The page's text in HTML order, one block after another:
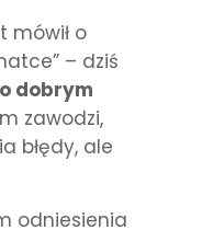
mówił o
– dziś
dobrym
zawodzi,
błędy, ale
odniesienia